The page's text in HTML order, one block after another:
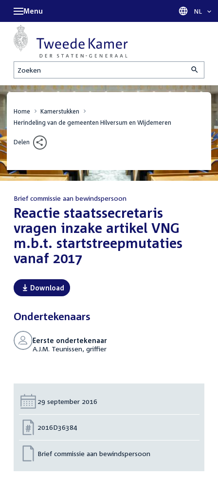
Zoeken
Menu Taal
NL
Home
Kamerstukken
Herindeling van de gemeenten Hilversum en Wijdemeren
Delen
Brief commissie aan bewindspersoon
:Reactie staatssecretaris
vragen inzake artikel VNG
m.b.t. startstreepmutaties
vanaf 2017
Download
Ondertekenaars
Eerste ondertekenaar
A.J.M. Teunissen, griffier
Datum:
29 september 2016
Nummer:
2016D36384
Brief commissie aan bewindspersoon